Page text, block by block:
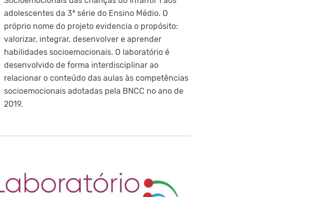
adolescentes da 3ª série do Ensino Médio. O
próprio nome do projeto evidencia o propósito:
valorizar, integrar, desenvolver e aprender
habilidades socioemocionais. O laboratório é
desenvolvido de forma interdisciplinar ao
relacionar o conteúdo das aulas às competências
socioemocionais adotadas pela BNCC no ano de
2019.